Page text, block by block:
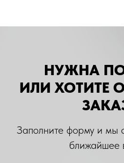
НУЖНА
ИЛИ ХОТИТЕ
Заполните форму и мы
ближайшее